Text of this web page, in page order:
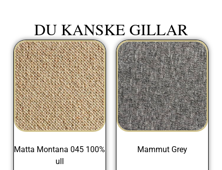
Matta Montana 045 100%
ull
Mammut Grey
DU KANSKE GILLAR